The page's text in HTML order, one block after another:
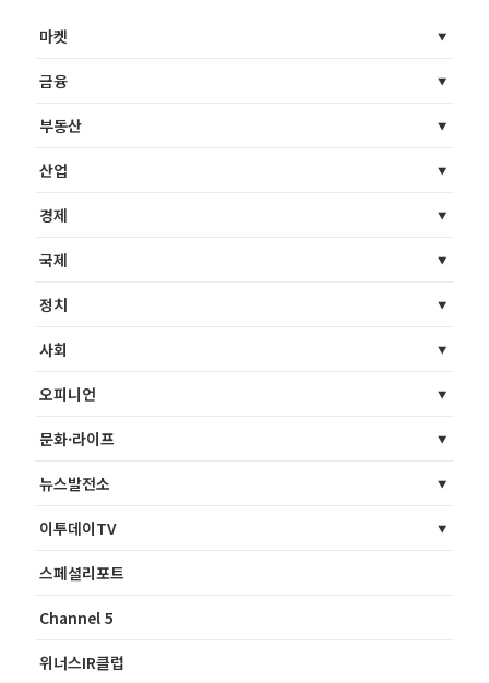
마켓
금융
부동산
산업
경제
국제
정치
사회
오피니언
문화·라이프
뉴스발전소
이투데이TV
스페셜리포트
Channel 5
위너스IR클럽